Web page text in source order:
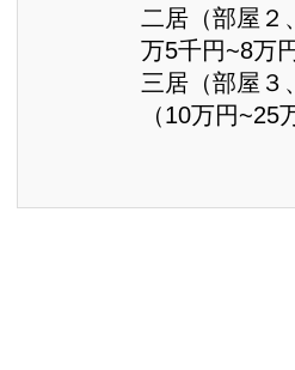
二居（部屋２
万5千円~8万円
三居（部屋３
（10万円~25